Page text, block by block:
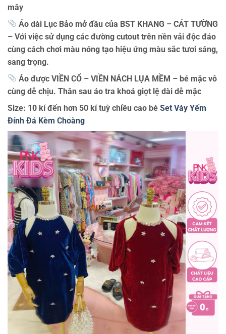
mây
Áo dài Lục Bảo mở đầu của BST KHANG – CÁT TƯỜNG
– Với việc sử dụng các đường cutout trên nền vải độc đáo
cùng cách chơi màu nóng tạo hiệu ứng màu sắc tươi sáng,
sang trọng.
Áo được VIỀN CỔ – VIỀN NÁCH LỤA MỀM – bé mặc vô
cùng dễ chịu. Thân sau áo tra khoá giọt lệ dài dễ mặc
Size: 10 kí đến hơn 50 kí tuỳ chiều cao bé Set Váy Yếm
Đính Đá Kèm Choàng